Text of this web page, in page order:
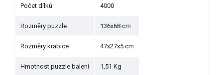
Počet dílků 4000
Rozměry puzzle 136x68 cm
Rozměry krabice 47x27x5 cm
Hmotnost puzzle balení 1,51 Kg